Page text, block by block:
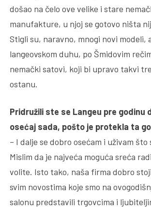
došao na čelo ove velike i stare
manufakture, u njoj se gotovo ništa
Stigli su, naravno, mnogi novi modeli,
langeovskom duhu, po Šmidovim
nemački satovi, koji bi upravo takvi
ostanu.
Pridružili ste se Langeu pre godinu
osećaj sada, pošto je protekla ta
– I dalje se dobro osećam i uživam što
Mislim da je najveća moguća sreća
volite. Isto tako, naša firma dobro
svim novostima koje smo na
salonu predstavili trgovcima i